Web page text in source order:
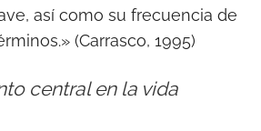
así como su frecuencia de
(Carrasco, 1995)
central en la vida